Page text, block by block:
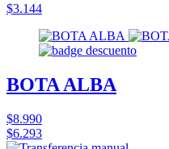
$3.144
BOTA ALBA
$8.990
$6.293